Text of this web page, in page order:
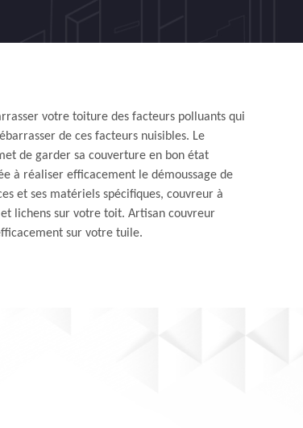
votre toiture des facteurs polluants qui
de ces facteurs nuisibles. Le
de garder sa couverture en bon état
à réaliser efficacement le démoussage de
et ses matériels spécifiques, couvreur à
lichens sur votre toit. Artisan couvreur
sur votre tuile.